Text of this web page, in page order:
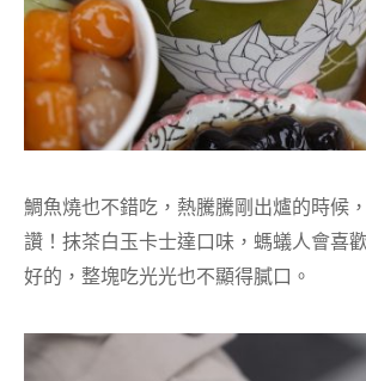
鯛魚燒也不錯吃，熱騰騰剛出爐的時候
讚！抹茶白玉卡士達口味，螞蟻人會喜
好的，整塊吃光光也不顯得膩口。